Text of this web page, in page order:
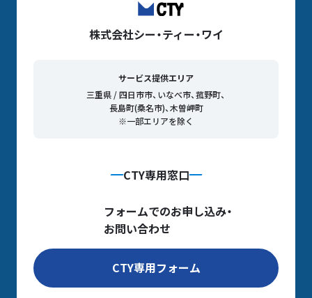
株式会社シー・ティー・ワイ
サービス提供エリア
三重県 / 四日市市、いなべ市、菰野町、
長島町(桑名市)、木曽岬町
※一部エリアを除く
CTY専用窓口
フォームでのお申し込み・
お問い合わせ
CTY専用フォーム